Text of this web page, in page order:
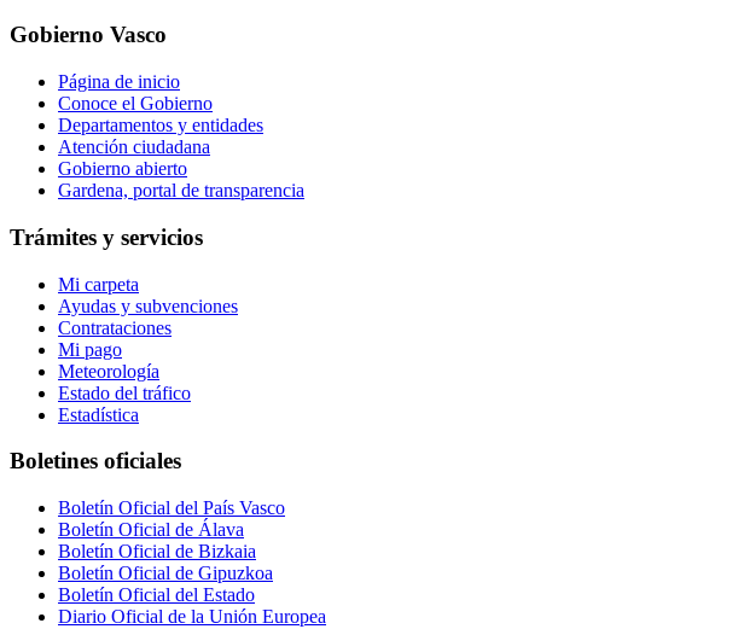
Gobierno Vasco
Página de inicio
Conoce el Gobierno
Departamentos y entidades
Atención ciudadana
Gobierno abierto
Gardena, portal de transparencia
Trámites y servicios
Mi carpeta
Ayudas y subvenciones
Contrataciones
Mi pago
Meteorología
Estado del tráfico
Estadística
Boletines oficiales
Boletín Oficial del País Vasco
Boletín Oficial de Álava
Boletín Oficial de Bizkaia
Boletín Oficial de Gipuzkoa
Boletín Oficial del Estado
Diario Oficial de la Unión Europea